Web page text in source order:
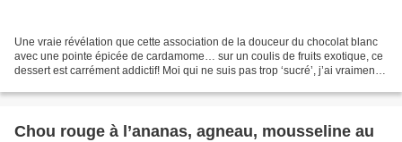
Une vraie révélation que cette association de la douceur du chocolat blanc
avec une pointe épicée de cardamome… sur un coulis de fruits exotique, ce
dessert est carrément addictif! Moi qui ne suis pas trop ‘sucré’, j’ai vraiment
Chou rouge à l’ananas, agneau, mousseline au